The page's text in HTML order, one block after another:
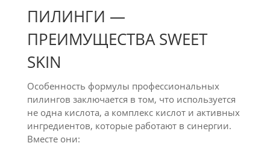
ПИЛИНГИ —
ПРЕИМУЩЕСТВА SWEET
SKIN
Особенность формулы профессиональных
пилингов заключается в том, что используется
не одна кислота, а комплекс кислот и активных
ингредиентов, которые работают в cинергии.
Вместе они: